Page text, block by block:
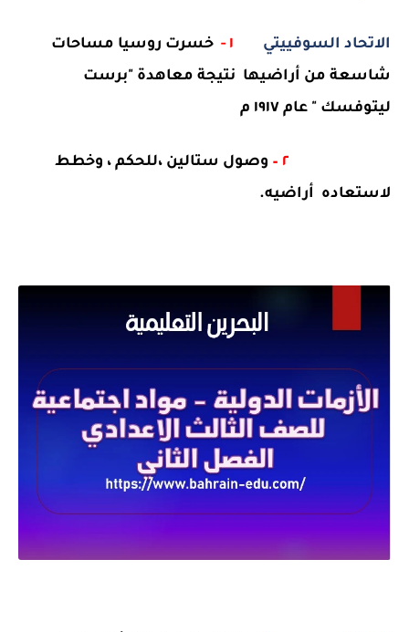
الاتحاد السوفييتي ١ -
خسرت روسيا مساحات
شاسعة من أراضيها نتيجة معاهدة "برست
ليتوفسك " عام ١٩١٧ م
٢ –
وصول ستالين ،للحكم ، وخطط
لاستعاده
أراضيه.